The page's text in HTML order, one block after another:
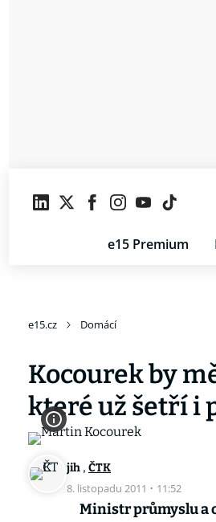
e15 Premium
e15.cz Domácí
Kocourek by
které už šetří i
jih , ČTK
8. listopadu 2011 · 11:52
Ministr průmyslu a